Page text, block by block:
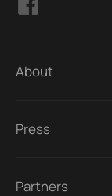
About
Press
Partners